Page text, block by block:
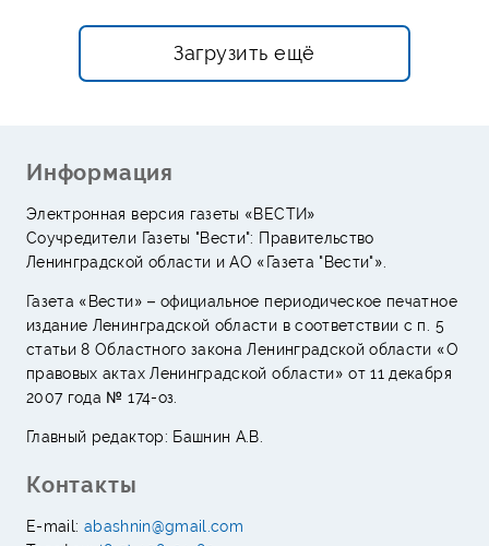
Загрузить ещё
Информация
Электронная версия газеты «ВЕСТИ»
Соучредители Газеты "Вести": Правительство
Ленинградской области и АО «Газета "Вести"».
Газета «Вести» – официальное периодическое печатное
издание Ленинградской области в соответствии с п. 5
статьи 8 Областного закона Ленинградской области «О
правовых актах Ленинградской области» от 11 декабря
2007 года № 174-оз.
Главный редактор: Башнин А.В.
Контакты
E-mail: abashnin@gmail.com